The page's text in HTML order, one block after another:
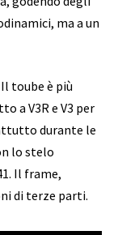
ma a un
toube è più
a V3R e V3 per
durante le
lo stelo
Il frame,
di terze parti.